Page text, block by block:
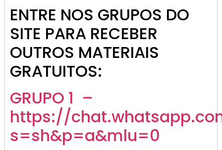
ENTRE NOS GRUPOS DO
SITE PARA RECEBER
OUTROS MATERIAIS
GRATUITOS:
GRUPO 1 –
https://
s=sh&p=a&mlu=0